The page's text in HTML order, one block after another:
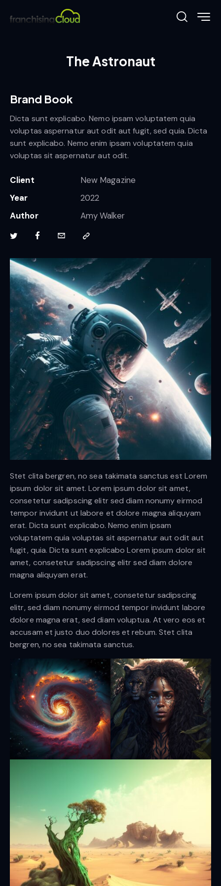
The Astronaut
Stet clita bergren, no sea takimata sanctus est Lorem
ipsum dolor sit amet. Lorem ipsum dolor sit amet,
consetetur sadipscing elitr sed diam nonumy eirmod
tempor invidunt ut labore et dolore magna aliquyam
erat. Dicta sunt explicabo. Nemo enim ipsam
voluptatem quia voluptas sit aspernatur aut odit aut
fugit, quia. Dicta sunt explicabo Lorem ipsum dolor sit
amet, consetetur sadipscing elitr sed diam dolore
magna aliquyam erat.
Lorem ipsum dolor sit amet, consetetur sadipscing
elitr, sed diam nonumy eirmod tempor invidunt labore
dolore magna erat, sed diam voluptua. At vero eos et
accusam et justo duo dolores et rebum. Stet clita
bergren, no sea takimata sanctus.
Brand Book
Dicta sunt explicabo. Nemo ipsam voluptatem quia
voluptas aspernatur aut odit aut fugit, sed quia. Dicta
sunt explicabo. Nemo enim ipsam voluptatem quia
voluptas sit aspernatur aut odit.
Client
New Magazine
Year
2022
Author
Amy Walker